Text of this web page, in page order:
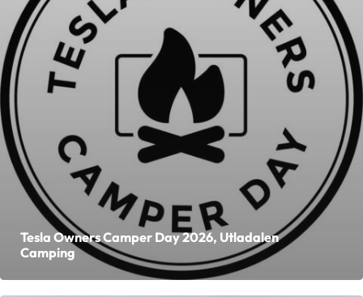
Tesla Owners Camper Day 2026, Utladalen
Camping